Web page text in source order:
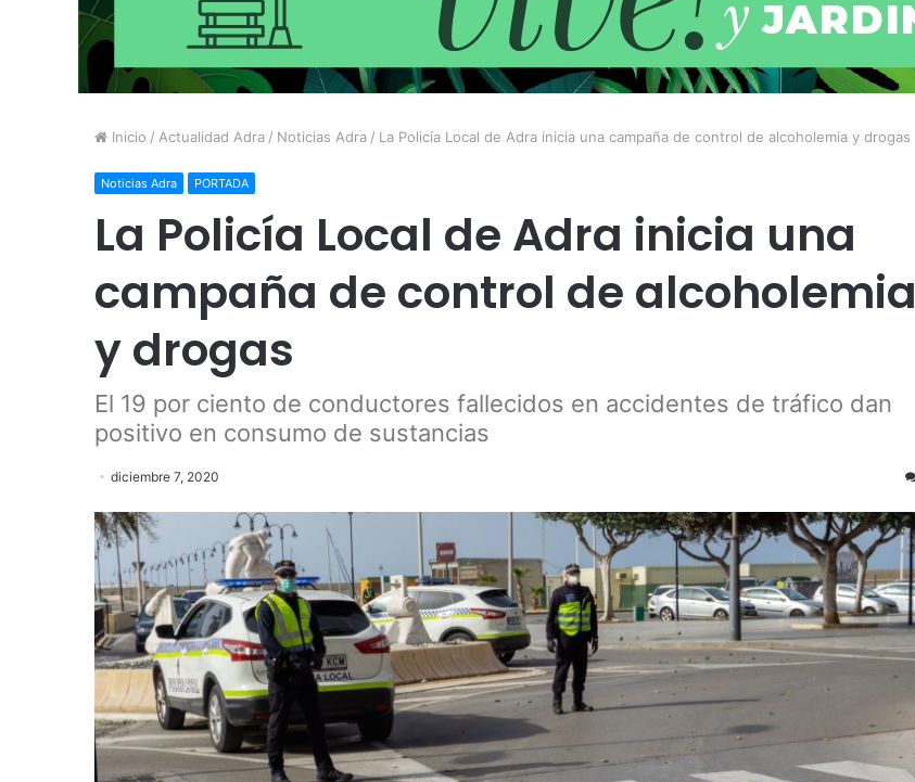
Inicio / Actualidad Adra / Noticias Adra / La Policía Local de Adra inicia una campaña de control de alcoholemia y drogas
Noticias Adra PORTADA
La Policía Local de Adra inicia una
campaña de control de alcoholemia
y drogas
El 19 por ciento de conductores fallecidos en accidentes de tráfico dan
positivo en consumo de sustancias
diciembre 7, 2020